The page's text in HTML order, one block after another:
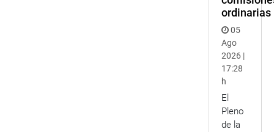
ordinarias
05
Ago
2026 |
17:28
h
El
Pleno
de la